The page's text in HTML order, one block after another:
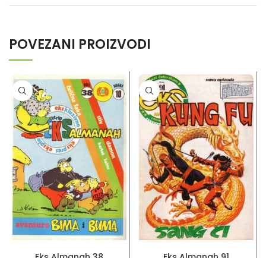
POVEZANI PROIZVODI